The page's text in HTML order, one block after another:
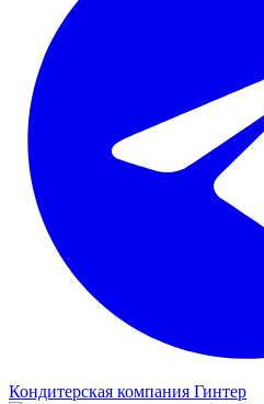
Кондитерская компания Гинтер